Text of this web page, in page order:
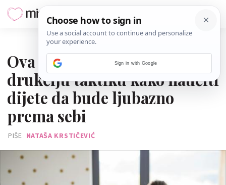
Ova mama ima malo
drukčiju taktiku kako naučiti
dijete da bude ljubazno
prema sebi
PIŠE NATAŠA KRSTIČEVIĆ
Sign in with Google